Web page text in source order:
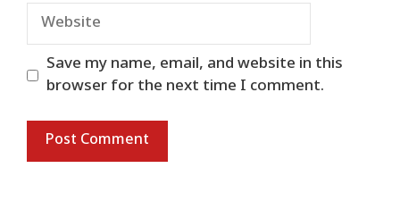
Website
Save my name, email, and website in this
browser for the next time I comment.